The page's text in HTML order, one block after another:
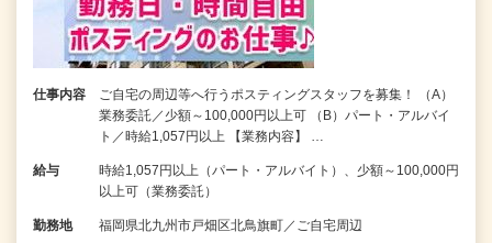
仕事内容
ご自宅の周辺等へ行うポスティングスタッフを募集！ （A）
業務委託／少額～100,000円以上可 （B）パート・アルバイ
ト／時給1,057円以上 【業務内容】 …
給与
時給1,057円以上（パート・アルバイト）、少額～100,000円
以上可（業務委託）
勤務地 福岡県北九州市戸畑区北鳥旗町／ご自宅周辺